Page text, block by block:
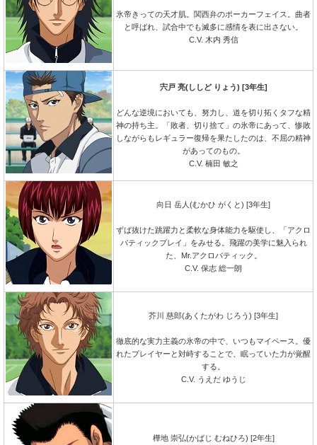
氷帝きっての天才肌。関西弁のポーカーフェイス。曲者
と呼ばれ、試合中でも滅多に感情を表に出さない。
C.V. 木内 秀信
宍戸 亮(ししど りょう) [3年生]
どんな逆境においても、努力し、道を切り拓くタフな精
神の持ち主。「敗者、切り捨て」の氷帝にあって、惨敗
しながらもレギュラー復帰を果たしたのは、不屈の精神
があってのもの。
C.V. 楠田 敏之
向日 岳人(むかひ がくと) [3年生]
ずば抜けた跳躍力と柔軟な身体能力を駆使し、「アクロ
バティックプレイ」をみせる。飛躍の美学に魅入られ
た、Mr.アクロバティック。
C.V. 保志 総一朗
芥川 慈郎(あくたがわ じろう) [3年生]
徹底的な実力主義の氷帝の中で、いつもマイペース。優
れたプレイヤーと対峙することで、眠っていた力が覚醒
する。
C.V. うえだ ゆうじ
樺地 崇弘(かばじ むねひろ) [2年生]